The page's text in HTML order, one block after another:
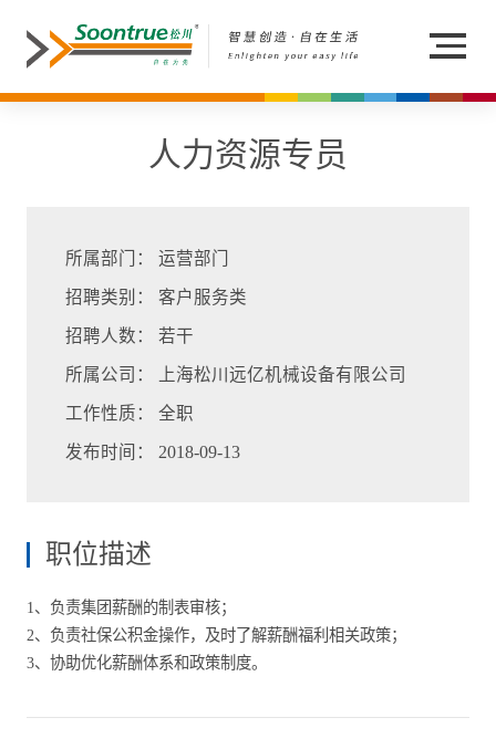
人力资源专员
所属部门： 运营部门
招聘类别： 客户服务类
招聘人数： 若干
所属公司： 上海松川远亿机械设备有限公司
工作性质： 全职
发布时间： 2018-09-13
职位描述
1、负责集团薪酬的制表审核；
2、负责社保公积金操作，及时了解薪酬福利相关政策；
3、协助优化薪酬体系和政策制度。